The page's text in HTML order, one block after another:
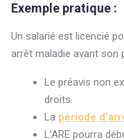
Exemple pratique :
Un salarié est licencié
arrêt maladie avant son
Le préavis non
droits.
La période
L’ARE pourra